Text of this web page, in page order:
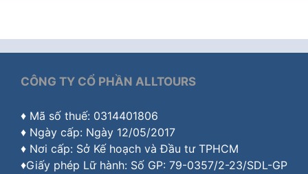
CÔNG TY CỔ PHẦN ALLTOURS
♦ Mã số thuế: 0314401806
♦ Ngày cấp: Ngày 12/05/2017
♦ Nơi cấp: Sở Kế hoạch và Đầu tư TPHCM
♦Giấy phép Lữ hành: Số GP: 79-0357/2-23/SDL-GP